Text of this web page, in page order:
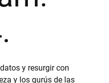
y resurgir con
y los gurús de las